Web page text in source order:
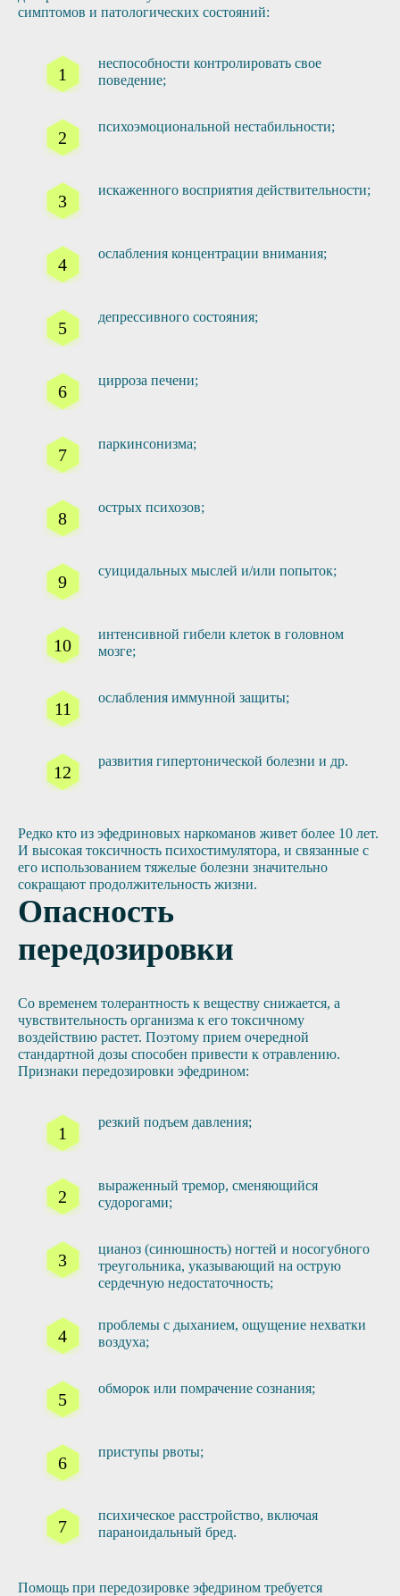
симптомов и патологических состояний:
неспособности контролировать свое
поведение;
психоэмоциональной нестабильности;
искаженного восприятия действительности;
ослабления концентрации внимания;
депрессивного состояния;
цирроза печени;
паркинсонизма;
острых психозов;
суицидальных мыслей и/или попыток;
интенсивной гибели клеток в головном
мозге;
ослабления иммунной защиты;
развития гипертонической болезни и др.
Редко кто из эфедриновых наркоманов живет более 10 лет.
И высокая токсичность психостимулятора, и связанные с
его использованием тяжелые болезни значительно
сокращают продолжительность жизни.
Опасность
передозировки
Со временем толерантность к веществу снижается, а
чувствительность организма к его токсичному
воздействию растет. Поэтому прием очередной
стандартной дозы способен привести к отравлению.
Признаки передозировки эфедрином:
резкий подъем давления;
выраженный тремор, сменяющийся
судорогами;
цианоз (синюшность) ногтей и носогубного
треугольника, указывающий на острую
сердечную недостаточность;
проблемы с дыханием, ощущение нехватки
воздуха;
обморок или помрачение сознания;
приступы рвоты;
психическое расстройство, включая
параноидальный бред.
Помощь при передозировке эфедрином требуется